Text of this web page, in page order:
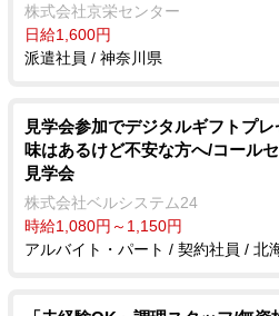
株式会社京栄センター
日給1,600円
派遣社員 / 神奈川県
見学会参加でデジタルギフトプ
味はあるけど不安な方へ/コール
見学会
株式会社ベルシステム24
時給1,080円～1,150円
アルバイト・パート / 契約社員 / 北